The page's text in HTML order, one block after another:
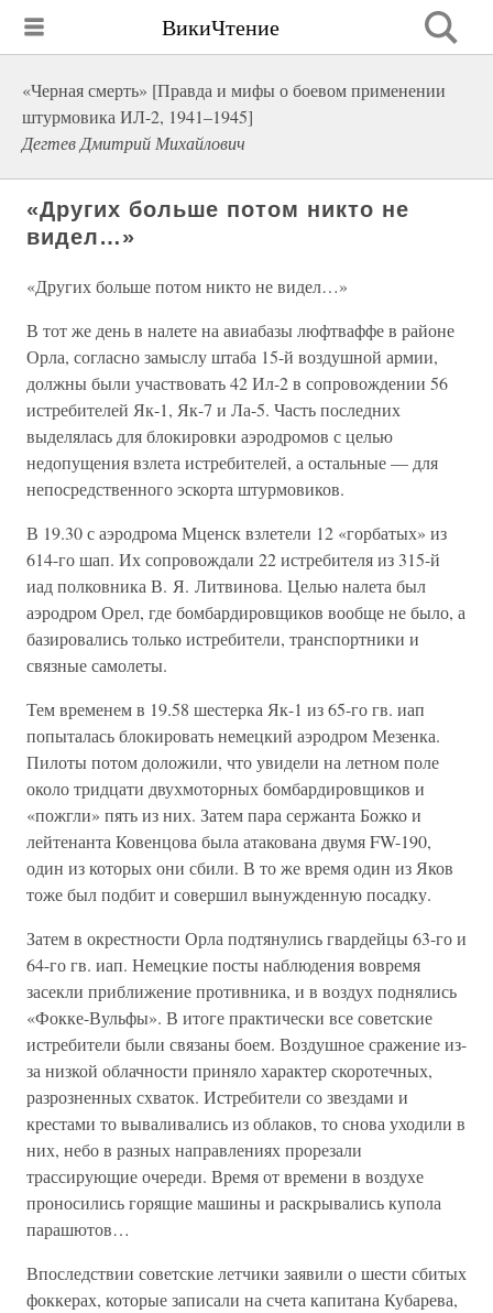
ВикиЧтение
«Черная смерть» [Правда и мифы о боевом применении
штурмовика ИЛ-2, 1941–1945]
Дегтев Дмитрий Михайлович
«Других больше потом никто не
видел…»
«Других больше потом никто не видел…»
В тот же день в налете на авиабазы люфтваффе в районе
Орла, согласно замыслу штаба 15-й воздушной армии,
должны были участвовать 42 Ил-2 в сопровождении 56
истребителей Як-1, Як-7 и Ла-5. Часть последних
выделялась для блокировки аэродромов с целью
недопущения взлета истребителей, а остальные — для
непосредственного эскорта штурмовиков.
В 19.30 с аэродрома Мценск взлетели 12 «горбатых» из
614-го шап. Их сопровождали 22 истребителя из 315-й
иад полковника В. Я. Литвинова. Целью налета был
аэродром Орел, где бомбардировщиков вообще не было, а
базировались только истребители, транспортники и
связные самолеты.
Тем временем в 19.58 шестерка Як-1 из 65-го гв. иап
попыталась блокировать немецкий аэродром Мезенка.
Пилоты потом доложили, что увидели на летном поле
около тридцати двухмоторных бомбардировщиков и
«пожгли» пять из них. Затем пара сержанта Божко и
лейтенанта Ковенцова была атакована двумя FW-190,
один из которых они сбили. В то же время один из Яков
тоже был подбит и совершил вынужденную посадку.
Затем в окрестности Орла подтянулись гвардейцы 63-го и
64-го гв. иап. Немецкие посты наблюдения вовремя
засекли приближение противника, и в воздух поднялись
«Фокке-Вульфы». В итоге практически все советские
истребители были связаны боем. Воздушное сражение из-
за низкой облачности приняло характер скоротечных,
разрозненных схваток. Истребители со звездами и
крестами то вываливались из облаков, то снова уходили в
них, небо в разных направлениях прорезали
трассирующие очереди. Время от времени в воздухе
проносились горящие машины и раскрывались купола
парашютов…
Впоследствии советские летчики заявили о шести сбитых
фоккерах, которые записали на счета капитана Кубарева,